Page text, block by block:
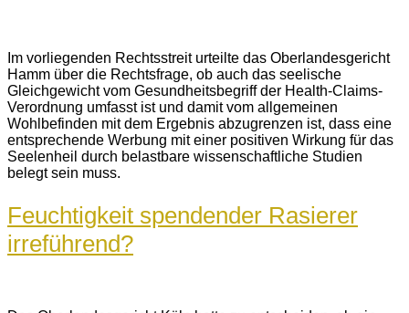
Im vorliegenden Rechtsstreit urteilte das Oberlandesgericht
Hamm über die Rechtsfrage, ob auch das seelische
Gleichgewicht vom Gesundheitsbegriff der Health-Claims-
Verordnung umfasst ist und damit vom allgemeinen
Wohlbefinden mit dem Ergebnis abzugrenzen ist, dass eine
entsprechende Werbung mit einer positiven Wirkung für das
Seelenheil durch belastbare wissenschaftliche Studien
belegt sein muss.
Feuchtigkeit spendender Rasierer
irreführend?